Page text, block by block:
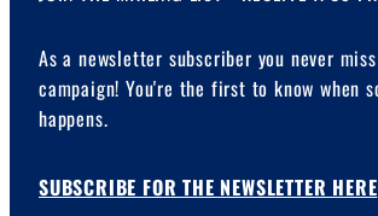
As a newsletter subscriber you never
campaign! You're the first to know when
happens.
SUBSCRIBE FOR THE NEWSLETTER HERE